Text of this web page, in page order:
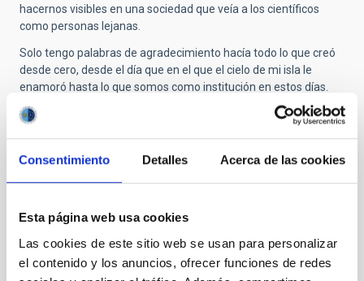
Consentimiento Detalles Acerca de las cookies
Esta página web usa cookies
Las cookies de este sitio web se usan para personalizar
el contenido y los anuncios, ofrecer funciones de redes
hacernos visibles en una sociedad que veía a los científicos
como personas lejanas.
Solo tengo palabras de agradecimiento hacía todo lo que creó
desde cero, desde el día que en el que el cielo de mi isla le
enamoró hasta lo que somos como institución en estos días.
Personalmente, siempre tendrá un lugar de privilegio en mis
recuerdos, y de agradecimiento por haber despertado en mi un
sueño de niña que finalmente hice realidad.
Ad Astra profesor!
30/10/2025 - 12:26